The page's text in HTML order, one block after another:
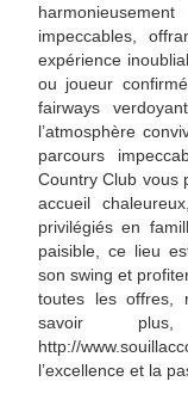
impeccables,
expérience
ou joueur
fairways
l’atmosphère
parcours
Country Club vous
accueil
privilégiés en
paisible, ce lieu
son swing et
toutes les offres,
savoir
http://
l’excellence et la